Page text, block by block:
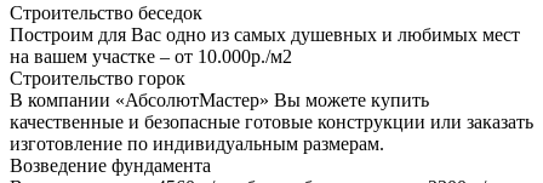
Строительство беседок
Построим для Вас одно из самых душевных и любимых мест
на вашем участке – от 10.000р./м2
Строительство горок
В компании «АбсолютМастер» Вы можете купить
качественные и безопасные готовые конструкции или заказать
изготовление по индивидуальным размерам.
Возведение фундамента